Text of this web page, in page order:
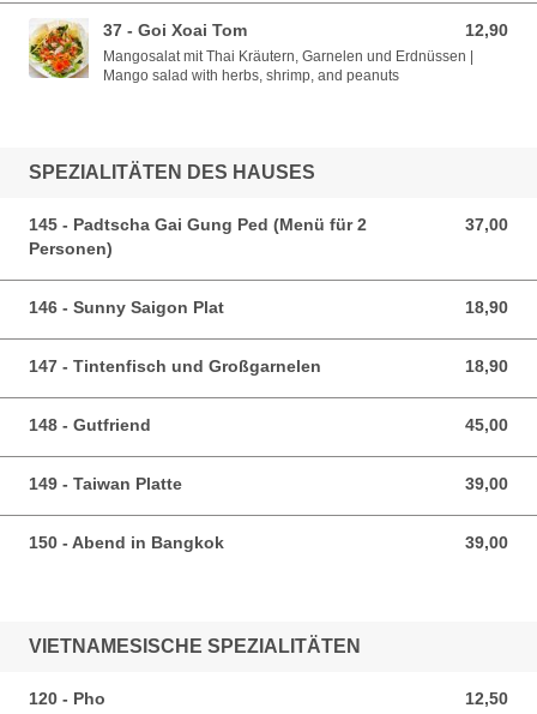
37 - Goi Xoai Tom 12,90
12,90 EUR
Mangosalat mit Thai Kräutern, Garnelen und Erdnüssen |
Mango salad with herbs, shrimp, and peanuts
SPEZIALITÄTEN DES HAUSES
145 - Padtscha Gai Gung Ped (Menü für 2
Personen)
37,00
37,00 EUR
146 - Sunny Saigon Plat 18,90
18,90 EUR
147 - Tintenfisch und Großgarnelen 18,90
18,90 EUR
148 - Gutfriend 45,00
45,00 EUR
149 - Taiwan Platte 39,00
39,00 EUR
150 - Abend in Bangkok 39,00
39,00 EUR
VIETNAMESISCHE SPEZIALITÄTEN
120 - Pho 12,50
12,50 EUR